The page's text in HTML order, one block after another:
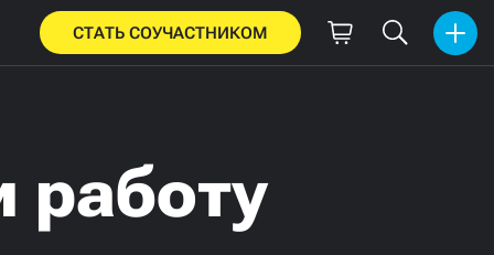
СТАТЬ СОУЧАСТНИКОМ
работу